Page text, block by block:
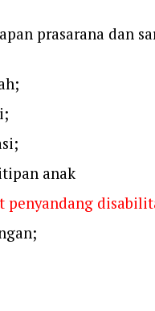
prasarana dan
anak
penyandang